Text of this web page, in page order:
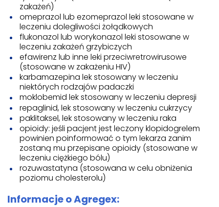
zakażeń)
omeprazol lub ezomeprazol leki stosowane w
leczeniu dolegliwości żołądkowych
flukonazol lub worykonazol leki stosowane w
leczeniu zakażeń grzybiczych
efawirenz lub inne leki przeciwretrowirusowe
(stosowane w zakażeniu HIV)
karbamazepina lek stosowany w leczeniu
niektórych rodzajów padaczki
moklobemid lek stosowany w leczeniu depresji
repaglinid, lek stosowany w leczeniu cukrzycy
paklitaksel, lek stosowany w leczeniu raka
opioidy: jeśli pacjent jest leczony klopidogrelem
powinien poinformować o tym lekarza zanim
zostaną mu przepisane opioidy (stosowane w
leczeniu ciężkiego bólu)
rozuwastatyna (stosowana w celu obniżenia
poziomu cholesterolu)
Informacje o Agregex: